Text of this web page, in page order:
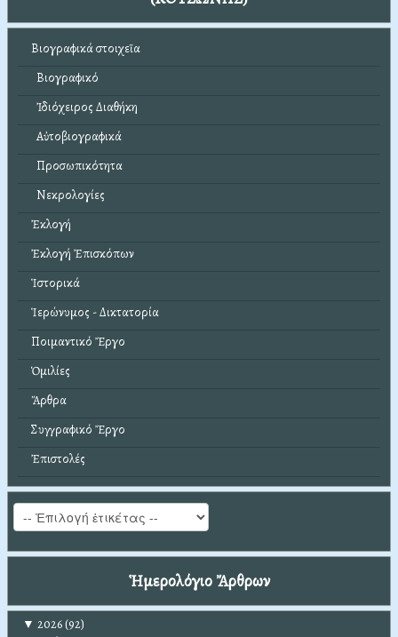
Βιογραφικά στοιχεῖα
Βιογραφικό
Ἰδιόχειρος Διαθήκη
Αὐτοβιογραφικά
Προσωπικότητα
Νεκρολογίες
Ἐκλογή
Ἐκλογή Ἐπισκόπων
Ἱστορικά
Ἱερώνυμος - Δικτατορία
Ποιμαντικό Ἔργο
Ὁμιλίες
Ἄρθρα
Συγγραφικό Ἔργο
Ἐπιστολές
Ἡμερολόγιο Ἄρθρων
▼ 2026(92)